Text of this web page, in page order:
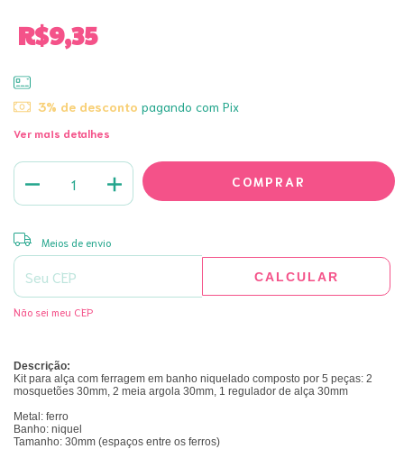
R$9,35
3% de desconto pagando com Pix
Ver mais detalhes
Entregas para o CEP:
Meios de envio
CALCULAR
Não sei meu CEP
Descrição:
Kit para alça com ferragem em banho niquelado composto por 5 peças: 2
mosquetões 30mm, 2 meia argola 30mm, 1 regulador de alça 30mm
Metal: ferro
Banho: niquel
Tamanho: 30mm (espaços entre os ferros)